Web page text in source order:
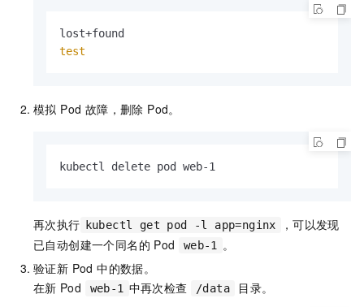
test
模拟 Pod 故障，删除 Pod。
kubectl delete pod web-1
再次执行 kubectl get pod -l app=nginx
，可以发现
已自动创建一个同名的 Pod web-1
。
验证新 Pod 中的数据。
在新 Pod web-1 中再次检查 /data 目录。